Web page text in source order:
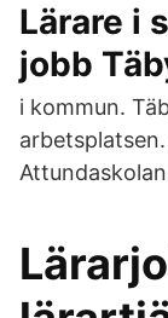
Lärare i
jobb
i kommun.